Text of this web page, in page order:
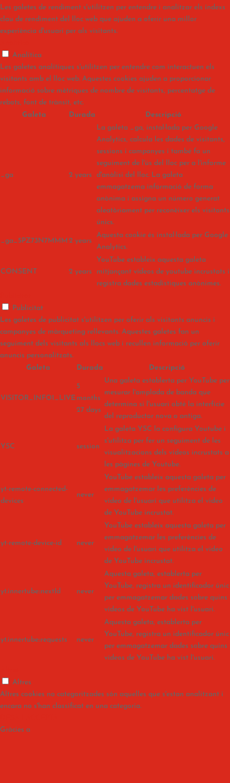
Les galetes de rendiment s'utilitzen per entendre i analitzar els índexs
clau de rendiment del lloc web que ajuden a oferir una millor
experiència d'usuari per als visitants.
Analítica
Les galetes analítiques s'utilitzen per entendre com interactuen els
visitants amb el lloc web. Aquestes cookies ajuden a proporcionar
informació sobre mètriques de nombre de visitants, percentatge de
rebots, font de trànsit, etc.
Galeta
Durada Descripció
_ga 2 years
La galeta _ga, instal·lada per Google
Analytics, calcula les dades de visitants,
sessions i campanyes i també fa un
seguiment de l'ús del lloc per a l'informe
d'anàlisi del lloc. La galeta
emmagatzema informació de forma
anònima i assigna un número generat
aleatòriament per reconèixer els visitants
únics.
_ga_5PZ73N7MMM 2 years
Aquesta cookie és instal·lada per Google
Analytics.
CONSENT 2 years
YouTube estableix aquesta galeta
mitjançant vídeos de youtube incrustats i
registra dades estadístiques anònimes.
Publicitat
Les galetes de publicitat s'utilitzen per oferir als visitants anuncis i
campanyes de màrqueting rellevants. Aquestes galetes fan un
seguiment dels visitants als llocs web i recullen informació per oferir
anuncis personalitzats.
Galeta
Durada Descripció
VISITOR_INFO1_LIVE
5
months
27 days
Una galeta establerta per YouTube per
mesurar l'amplada de banda que
determina si l'usuari obté la interfície
del reproductor nova o antiga.
YSC session
La galeta YSC la configura Youtube i
s'utilitza per fer un seguiment de les
visualitzacions dels vídeos incrustats a
les pàgines de Youtube.
yt-remote-connected-
devices
never
YouTube estableix aquesta galeta per
emmagatzemar les preferències de
vídeo de l'usuari que utilitza el vídeo
de YouTube incrustat.
yt-remote-device-id never
YouTube estableix aquesta galeta per
emmagatzemar les preferències de
vídeo de l'usuari que utilitza el vídeo
de YouTube incrustat.
yt.innertube::nextId never
Aquesta galeta, establerta per
YouTube, registra un identificador únic
per emmagatzemar dades sobre quins
vídeos de YouTube ha vist l'usuari.
yt.innertube::requests never
Aquesta galeta, establerta per
YouTube, registra un identificador únic
per emmagatzemar dades sobre quins
vídeos de YouTube ha vist l'usuari.
Altres
Altres cookies no categoritzades són aquelles que s'estan analitzant i
encara no s'han classificat en una categoria.
Gràcies a